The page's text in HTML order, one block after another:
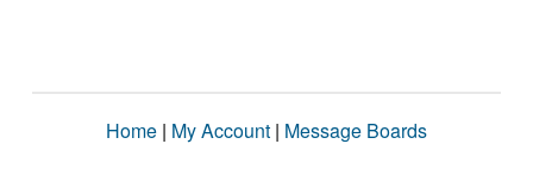
Home | My Account | Message Boards